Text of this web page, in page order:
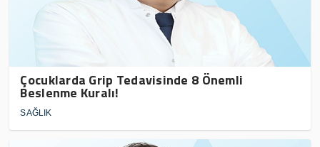
Çocuklarda Grip Tedavisinde 8 Önemli
Beslenme Kuralı!
SAĞLIK